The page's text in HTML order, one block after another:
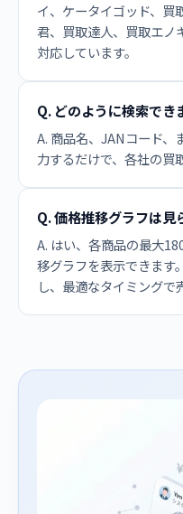
イ、ケータイゴッド、買
君、買取達人、買取エノ
対応しています。
Q. どのように検索でき
A. 商品名、JANコード、
力するだけで、各社の買
Q. 価格推移グラフは見
A. はい、各商品の最大
移グラフを表示できます
し、最適なタイミングで